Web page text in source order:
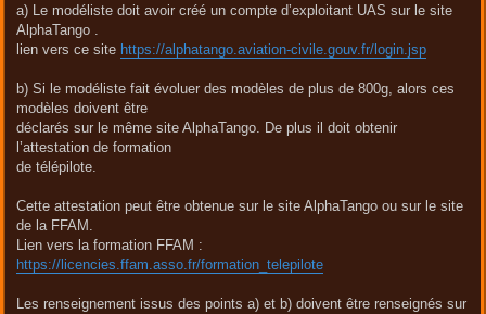
a) Le modéliste doit avoir créé un compte d’exploitant UAS sur le site
AlphaTango .
lien vers ce site https://alphatango.aviation-civile.gouv.fr/login.jsp
b) Si le modéliste fait évoluer des modèles de plus de 800g, alors ces
modèles doivent être
déclarés sur le même site AlphaTango. De plus il doit obtenir
l’attestation de formation
de télépilote.
Cette attestation peut être obtenue sur le site AlphaTango ou sur le site
de la FFAM.
Lien vers la formation FFAM :
https://licencies.ffam.asso.fr/formation_telepilote
Les renseignement issus des points a) et b) doivent être renseignés sur